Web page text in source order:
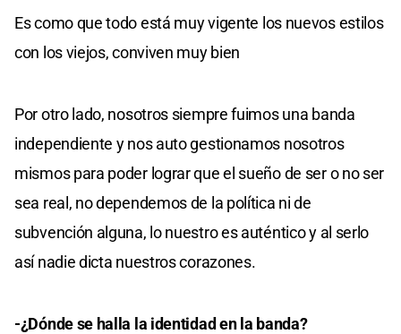
Es como que todo está muy vigente los nuevos estilos
con los viejos, conviven muy bien
Por otro lado, nosotros siempre fuimos una banda
independiente y nos auto gestionamos nosotros
mismos para poder lograr que el sueño de ser o no ser
sea real, no dependemos de la política ni de
subvención alguna, lo nuestro es auténtico y al serlo
así nadie dicta nuestros corazones.
-¿Dónde se halla la identidad en la banda?